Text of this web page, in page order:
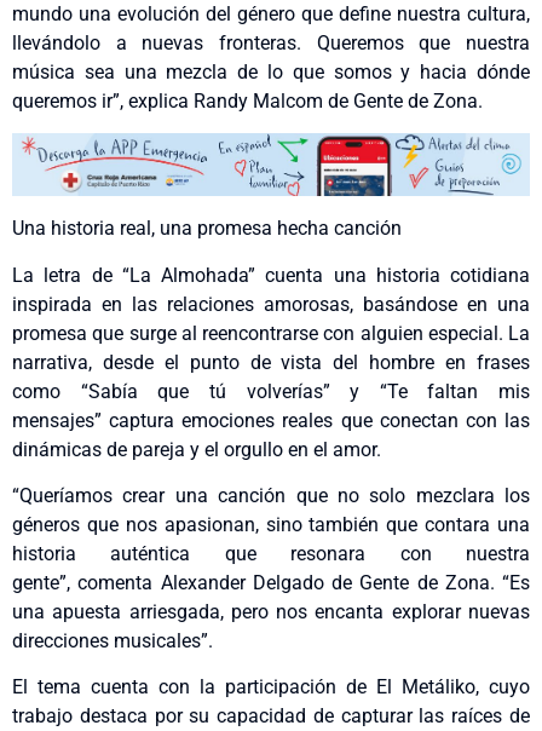
mundo una evolución del género que define nuestra cultura,
llevándolo a nuevas fronteras. Queremos que nuestra
música sea una mezcla de lo que somos y hacia dónde
queremos ir”, explica Randy Malcom de Gente de Zona.
Una historia real, una promesa hecha canción
La letra de “La Almohada” cuenta una historia cotidiana
inspirada en las relaciones amorosas, basándose en una
promesa que surge al reencontrarse con alguien especial. La
narrativa, desde el punto de vista del hombre en frases
como “Sabía que tú volverías” y “Te faltan mis
mensajes” captura emociones reales que conectan con las
dinámicas de pareja y el orgullo en el amor.
“Queríamos crear una canción que no solo mezclara los
géneros que nos apasionan, sino también que contara una
historia auténtica que resonara con nuestra
gente”, comenta Alexander Delgado de Gente de Zona. “Es
una apuesta arriesgada, pero nos encanta explorar nuevas
direcciones musicales”.
El tema cuenta con la participación de El Metáliko, cuyo
trabajo destaca por su capacidad de capturar las raíces de